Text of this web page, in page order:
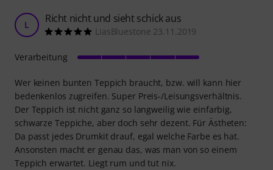
L Richt nicht und sieht schick aus
LiasBluestone 23.11.2019
Wer keinen bunten Teppich braucht, bzw. will kann hier
bedenkenlos zugreifen. Super Preis-/Leisungsverhältnis.
Der Teppich ist nicht ganz so langweilig wie einfarbig,
schwarze Teppiche, aber doch sehr dezent. Für Ästheten:
Da passt jedes Drumkit drauf, egal welche Farbe es hat.
Ansonsten macht er genau das, was man von so einem
Teppich erwartet. Liegt rum und tut nix.
Verarbeitung